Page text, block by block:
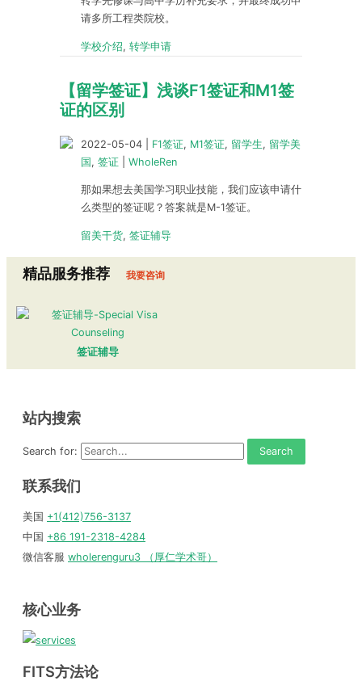
请多所工程类院校。
学校介绍, 转学申请
【留学签证】浅谈F1签证和M1签
证的区别
2022-05-04 F1签证, M1签证, 留学生, 留学美
国, 签证 WholeRen
那如果想去美国学习职业技能，我们应该申请什
么类型的签证呢？答案就是M-1签证。
留美干货, 签证辅导
精品服务推荐 我要咨询
签证辅导
站内搜索
Search for:
联系我们
美国 +1(412)756-3137
中国 +86 191-2318-4284
微信客服 wholerenguru3 （厚仁学术哥）
核心业务
FITS方法论